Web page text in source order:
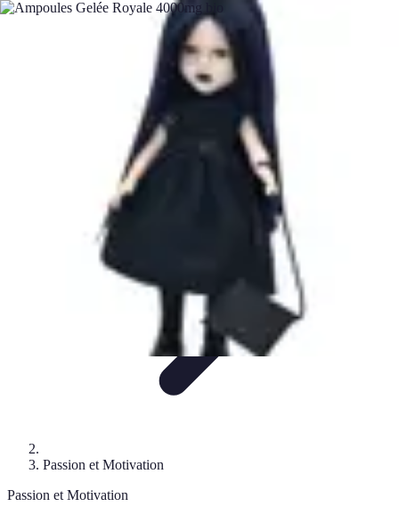
Passion Tennis
Conseils et Techniques
Entraînement et
Passion et MotivationCulture Tennis
Passion et Motivation
Passion et Motivation